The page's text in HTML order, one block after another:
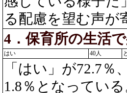
る配慮を望む声が
4．保育所の生活
はい 40人
「はい」が72.7
1.8％となってい